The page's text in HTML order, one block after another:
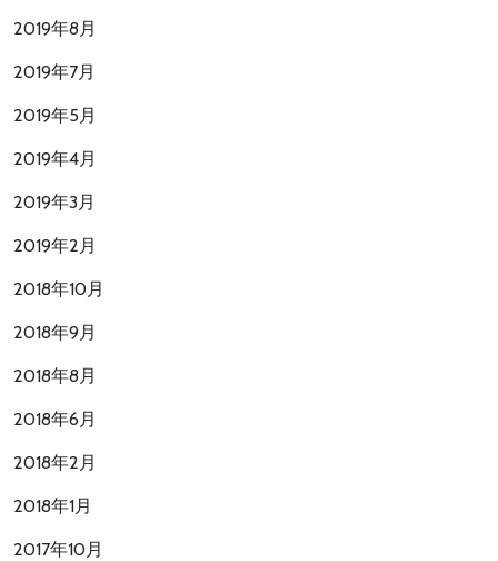
2019年8月
2019年7月
2019年5月
2019年4月
2019年3月
2019年2月
2018年10月
2018年9月
2018年8月
2018年6月
2018年2月
2018年1月
2017年10月